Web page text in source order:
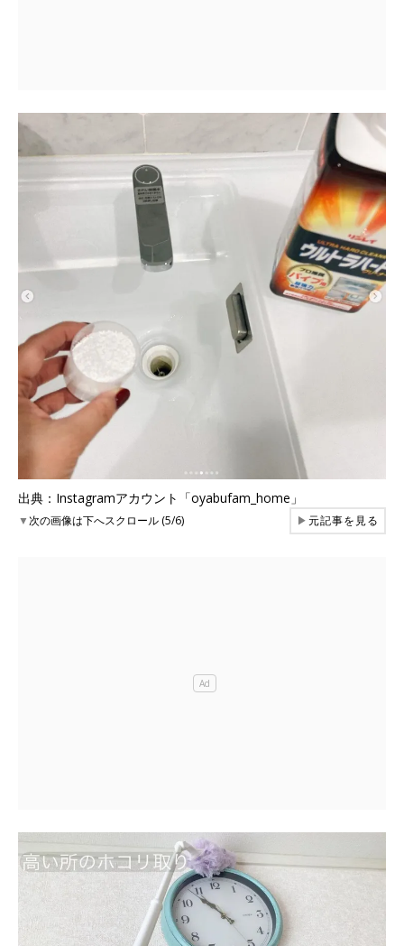
出典：Instagramアカウント「oyabufam_home」
▼次の画像は下へスクロール (5/6) ▶元記事を見る